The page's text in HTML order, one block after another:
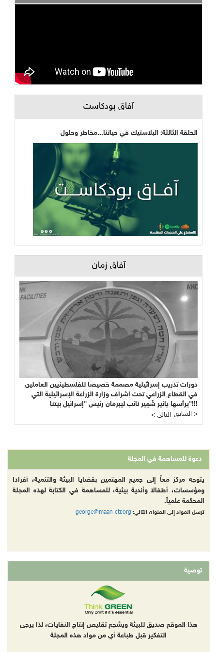
آفاق بودكاست
الحلقة الثالثة: البلاستيك في حياتنا...مخاطر وحلول
آفاق زمان
دورات تدريب إسرائيلية مصممة خصيصا للفلسطينيين العاملين
في القطاع الزراعي تحت إشراف وزارة الزراعة الإسرائيلية التي
يرأسها يائير شَمِير نائب ليبرمان رئيس "إسرائيل بيتنا"!!!
< التالي
السابق >
دعوة للمساهمة في المجلة
يتوجه مركز معاً إلى جميع المهتمين بقضايا البيئة والتنمية، أفرادا
ومؤسسات، أطفالا وأندية بيئية، للمساهمة في الكتابة لهذه المجلة
المحكّمة علمياً.
ترسل المواد إلى العنوان التالي: george@maan-ctr.org
توصية
هذا الموقع صديق للبيئة ويشجع تقليص إنتاج النفايات، لذا يرجى
التفكير قبل طباعة أي من مواد هذه المجلة